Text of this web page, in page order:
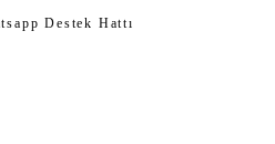
Destek Hattı